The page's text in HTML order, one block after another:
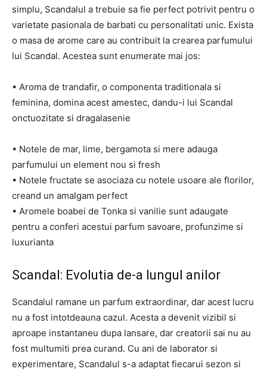
simplu, Scandalul a trebuie sa fie perfect potrivit pentru o
varietate pasionala de barbati cu personalitati unic. Exista
o masa de arome care au contribuit la crearea parfumului
lui Scandal. Acestea sunt enumerate mai jos:
• Aroma de trandafir, o componenta traditionala si
feminina, domina acest amestec, dandu-i lui Scandal
onctuozitate si dragalasenie
• Notele de mar, lime, bergamota si mere adauga
parfumului un element nou si fresh
• Notele fructate se asociaza cu notele usoare ale florilor,
creand un amalgam perfect
• Aromele boabei de Tonka si vanilie sunt adaugate
pentru a conferi acestui parfum savoare, profunzime si
luxurianta
Scandal: Evolutia de-a lungul anilor
Scandalul ramane un parfum extraordinar, dar acest lucru
nu a fost intotdeauna cazul. Acesta a devenit vizibil si
aproape instantaneu dupa lansare, dar creatorii sai nu au
fost multumiti prea curand. Cu ani de laborator si
experimentare, Scandalul s-a adaptat fiecarui sezon si